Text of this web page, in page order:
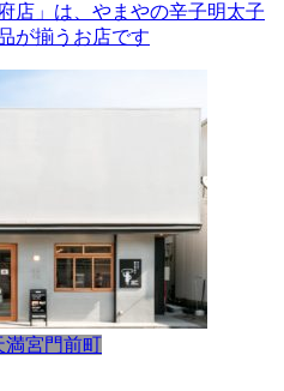
店」は、やまやの辛子明太子
が揃うお店です
満宮門前町